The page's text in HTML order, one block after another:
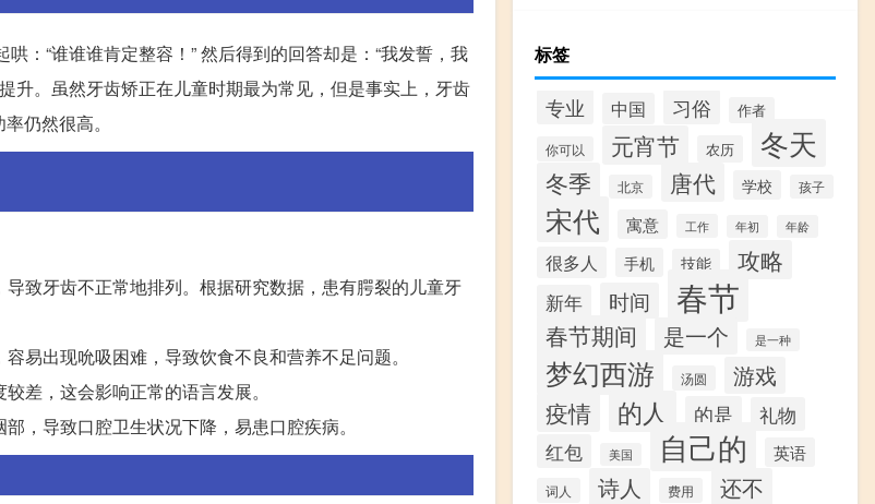
：“谁谁谁肯定整容！” 然后得到的回答却是：“我发誓，我
升。虽然牙齿矫正在儿童时期最为常见，但是事实上，牙齿
仍然很高。
致牙齿不正常地排列。根据研究数据，患有腭裂的儿童牙
易出现吮吸困难，导致饮食不良和营养不足问题。
差，这会影响正常的语言发展。
，导致口腔卫生状况下降，易患口腔疾病。
标签
专业 中国 习俗 作者
你可以 元宵节 农历 冬天
冬季 北京 唐代 学校 孩子
宋代 寓意 工作 年初 年龄
很多人 手机 技能 攻略
新年 时间 春节
春节期间 是一个 是一种
梦幻西游 汤圆 游戏
疫情 的人 的是
礼物
红包
美国 自己的 英语
词人 诗人 费用 还不